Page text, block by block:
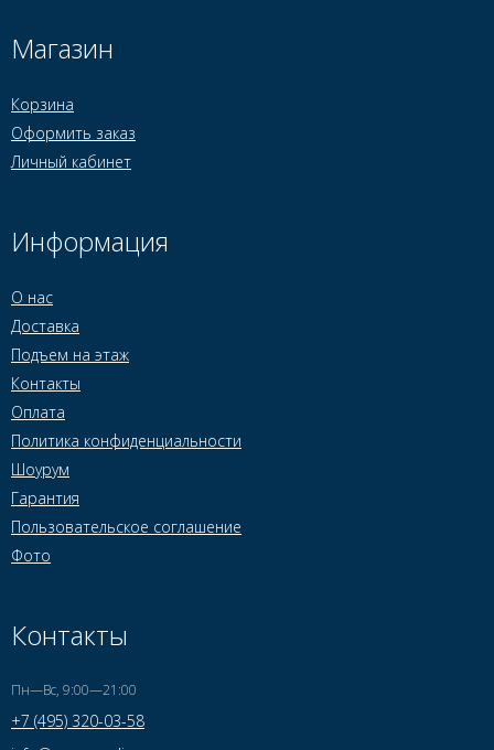
Магазин
Корзина
Оформить заказ
Личный кабинет
Информация
О нас
Доставка
Подъем на этаж
Контакты
Оплата
Политика конфиденциальности
Шоурум
Гарантия
Пользовательское соглашение
Фото
Контакты
Пн—Вс, 9:00—21:00
+7 (495) 320-03-58